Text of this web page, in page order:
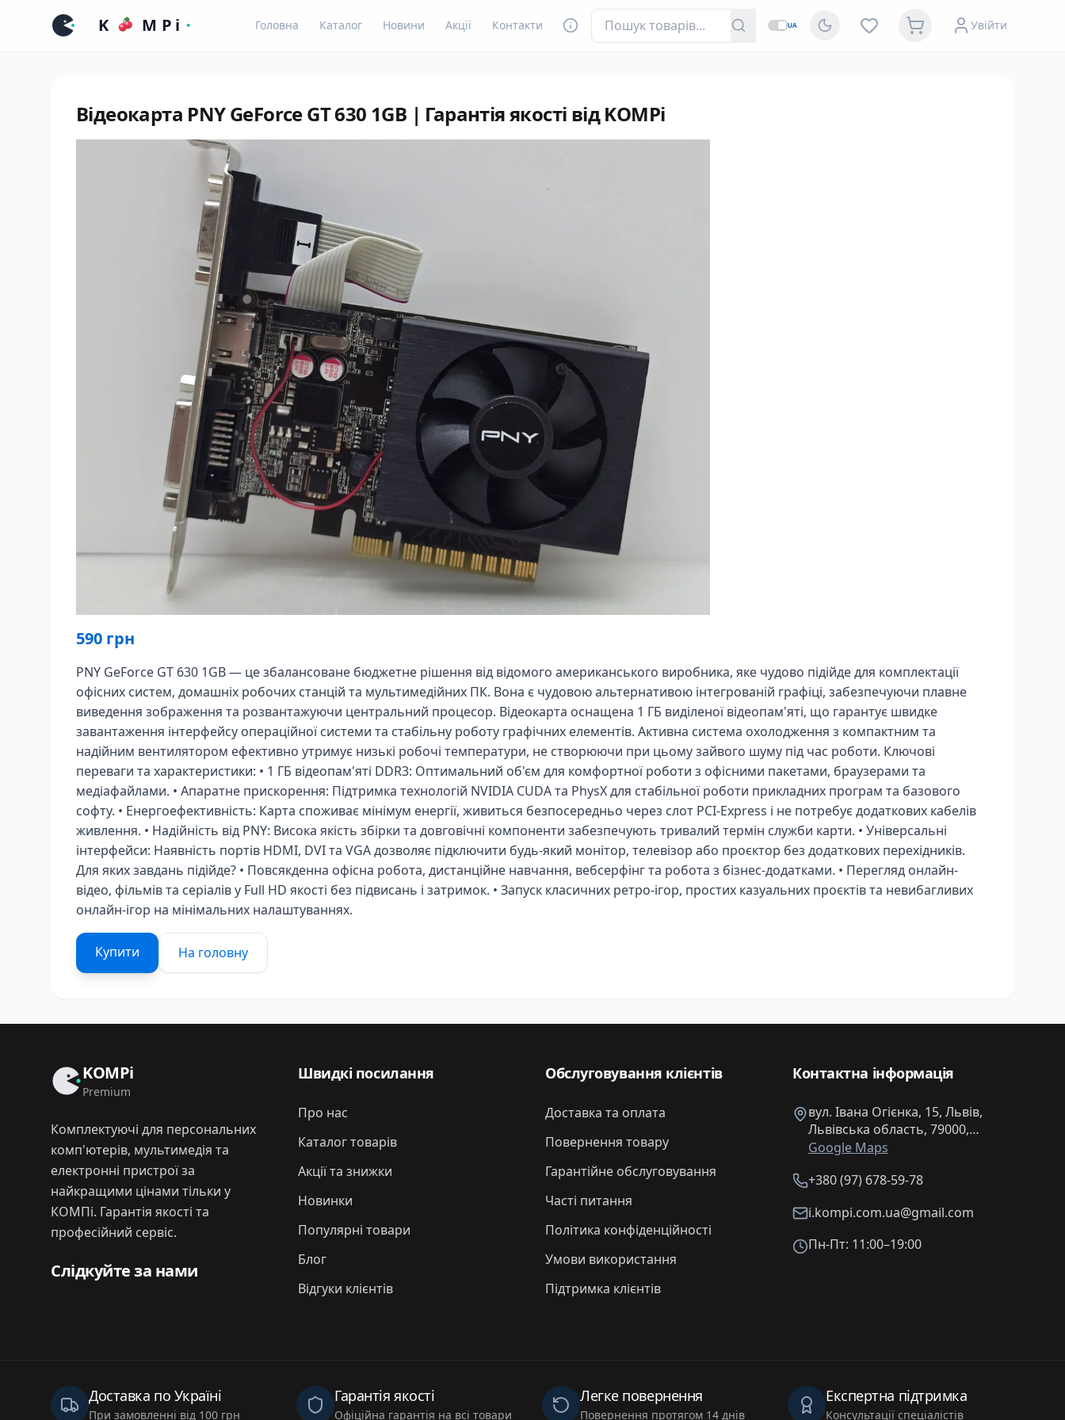
Головна Каталог Новини Акції Контакти UA Увійти
Відеокарта PNY GeForce GT 630 1GB | Гарантія якості від KOMPi
590 грн
PNY GeForce GT 630 1GB — це збалансоване бюджетне рішення від відомого американського виробника, яке чудово підійде для комплектації
офісних систем, домашніх робочих станцій та мультимедійних ПК. Вона є чудовою альтернативою інтегрованій графіці, забезпечуючи плавне
виведення зображення та розвантажуючи центральний процесор. Відеокарта оснащена 1 ГБ виділеної відеопам'яті, що гарантує швидке
завантаження інтерфейсу операційної системи та стабільну роботу графічних елементів. Активна система охолодження з компактним та
надійним вентилятором ефективно утримує низькі робочі температури, не створюючи при цьому зайвого шуму під час роботи. Ключові
переваги та характеристики: • 1 ГБ відеопам'яті DDR3: Оптимальний об'єм для комфортної роботи з офісними пакетами, браузерами та
медіафайлами. • Апаратне прискорення: Підтримка технологій NVIDIA CUDA та PhysX для стабільної роботи прикладних програм та базового
софту. • Енергоефективність: Карта споживає мінімум енергії, живиться безпосередньо через слот PCI-Express і не потребує додаткових кабелів
живлення. • Надійність від PNY: Висока якість збірки та довговічні компоненти забезпечують тривалий термін служби карти. • Універсальні
інтерфейси: Наявність портів HDMI, DVI та VGA дозволяє підключити будь-який монітор, телевізор або проєктор без додаткових перехідників.
Для яких завдань підійде? • Повсякденна офісна робота, дистанційне навчання, вебсерфінг та робота з бізнес-додатками. • Перегляд онлайн-
відео, фільмів та серіалів у Full HD якості без підвисань і затримок. • Запуск класичних ретро-ігор, простих казуальних проєктів та невибагливих
онлайн-ігор на мінімальних налаштуваннях.
Купити На головну
KOMPi
Premium
Комплектуючі для персональних
комп'ютерів, мультимедія та
електронні пристрої за
найкращими цінами тільки у
КОМПі. Гарантія якості та
професійний сервіс.
Слідкуйте за нами
Швидкі посилання
Про нас
Каталог товарів
Акції та знижки
Новинки
Популярні товари
Блог
Відгуки клієнтів
Обслуговування клієнтів
Доставка та оплата
Повернення товару
Гарантійне обслуговування
Часті питання
Політика конфіденційності
Умови використання
Підтримка клієнтів
Контактна інформація
вул. Івана Огієнка, 15, Львів,
Львівська область, 79000,
Україна
Google Maps
+380 (97) 678-59-78
i.kompi.com.ua@gmail.com
Пн-Пт: 11:00–19:00
Доставка по Україні
При замовленні від 100 грн
Гарантія якості
Офіційна гарантія на всі товари
Легке повернення
Повернення протягом 14 днів
Експертна підтримка
Консультації спеціалістів